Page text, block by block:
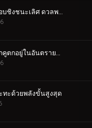
ตอนที่ 26 รอบชิงชนะเลิศ ดวลพลังคลื่นเต่า
ทะด้วยพลังขั้นสูงสุด